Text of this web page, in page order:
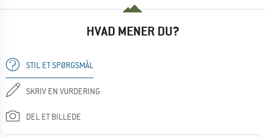
HVAD MENER DU?
STIL ET SPØRGSMÅL
SKRIV EN VURDERING
DEL ET BILLEDE